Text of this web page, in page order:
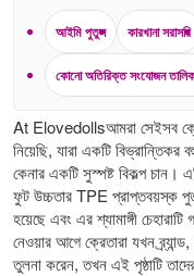
আইমি পুতুল কারখানা সরাসরি
কোনো অতিরিক্ত সংযোজন
At Elovedollsআমরা সেইসব
নিয়েছি, যারা একটি বিভ্রান্তিকর
কেনার একটি সুস্পষ্ট বিকল্প
ফুট উচ্চতার TPE প্রাপ্তবয়স্ক
হয়েছে এবং এর শ্যামাঙ্গী
নেওয়ার আগে ক্রেতারা যখন
তুলনা করেন, তখন এই পৃষ্ঠাটি